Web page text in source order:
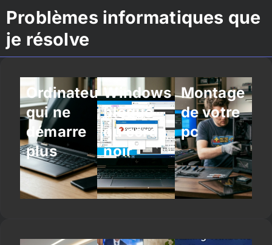
Problèmes informatiques que
je résolve
Ordinateur
qui ne
démarre
plus
Windows
bloqué
ou écran
noir
Montage
de votre
pc